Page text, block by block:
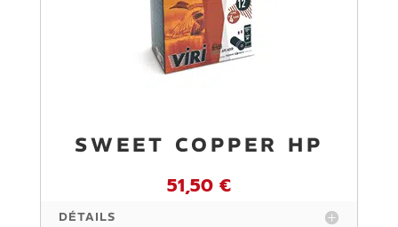
SWEET COPPER HP
51,50 €
DÉTAILS